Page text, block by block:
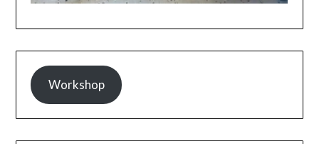
Workshop